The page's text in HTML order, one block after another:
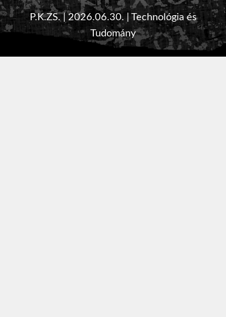
P.K.ZS.|2026.06.30.| Technológia és
Tudomány